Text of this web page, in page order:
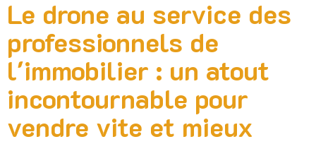
Le drone au service des
professionnels de
l'immobilier : un atout
incontournable pour
vendre vite et mieux